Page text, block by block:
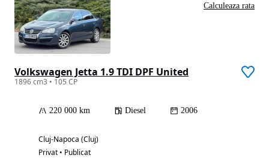
Volkswagen Jetta 1.9 TDI DPF United
1896 cm3 • 105 CP
220 000 km Diesel 2006
Cluj-Napoca (Cluj)
Privat • Publicat
Calculeaza rata